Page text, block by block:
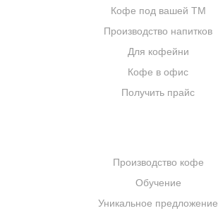
Кофе под вашей ТМ
Производство напитков
Для кофейни
Кофе в офис
Получить прайс
Производство кофе
Обучение
Уникальное предложение